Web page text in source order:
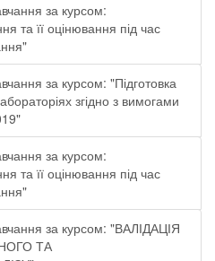
за курсом:
та її оцінювання під час
за курсом: "Підготовка
згідно з вимогами
за курсом:
та її оцінювання під час
за курсом: "ВАЛІДАЦІЯ
ТА